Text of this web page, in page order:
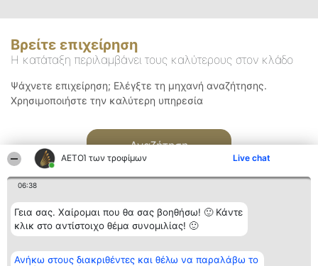
ΑΕΤΟΊ των τροφίμων Live chat
06:38
Γεια σας. Χαίρομαι που θα σας βοηθήσω! 🙂 Κάντε
κλικ στο αντίστοιχο θέμα συνομιλίας! 🙂
Ανήκω στους διακριθέντες και θέλω να παραλάβω το
Βρείτε επιχείρηση
Η κατάταξη περιλαμβάνει τους καλύτερους στον κλάδο
Ψάχνετε επιχείρηση; Ελέγξτε τη μηχανή αναζήτησης.
Χρησιμοποιήστε την καλύτερη υπηρεσία
Αναζήτηση
Διοργανωτής της
κατάταξης
Κατάταξη
Διακριθέντες
Επικοινωνία
Επικοινωνία